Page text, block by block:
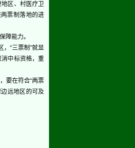
区、村医疗卫
票制落地的进
障能力。
“三票制”就显
中标资格，重
要在符合“两票
远地区的可及